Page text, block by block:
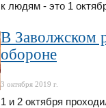
к людям - это 1
В Заволжском
обороне
3 октября 2019 г.
1 и 2 октября